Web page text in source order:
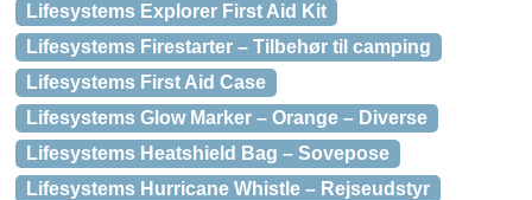
Lifesystems Explorer First Aid Kit
Lifesystems Firestarter – Tilbehør til camping
Lifesystems First Aid Case
Lifesystems Glow Marker – Orange – Diverse
Lifesystems Heatshield Bag – Sovepose
Lifesystems Hurricane Whistle – Rejseudstyr